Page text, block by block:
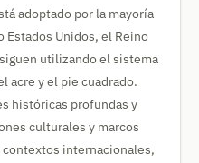
adoptado por la mayoría
Estados Unidos, el Reino
utilizando el sistema
acre y el pie cuadrado.
históricas profundas y
culturales y marcos
contextos internacionales,